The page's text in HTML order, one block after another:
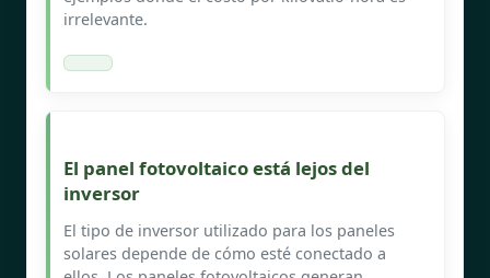
irrelevante.
El panel fotovoltaico está lejos del
inversor
El tipo de inversor utilizado para los paneles
solares depende de cómo esté conectado a